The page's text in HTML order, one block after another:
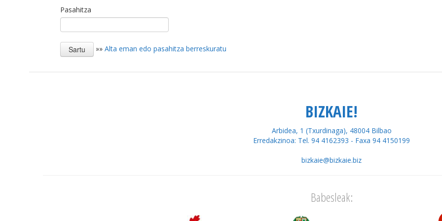
Pasahitza
»» Alta eman edo pasahitza berreskuratu
BIZKAIE!
Arbidea, 1 (Txurdinaga), 48004 Bilbao
Erredakzinoa: Tel. 94 4162393 - Faxa 94 4150199
bizkaie@bizkaie.biz
Babesleak: